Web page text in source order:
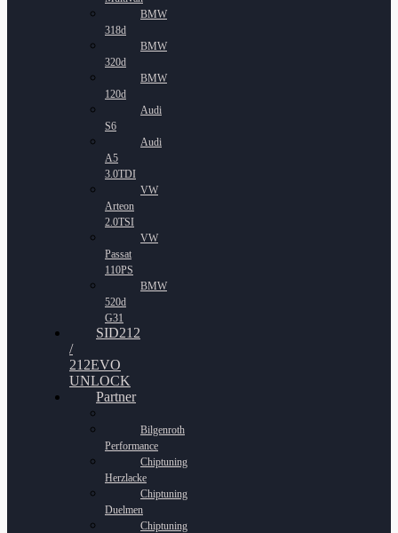
BMW
318d
BMW
320d
BMW
120d
Audi
S6
Audi
A5
3.0TDI
VW
Arteon
2.0TSI
VW
Passat
110PS
BMW
520d
G31
SID212
/
212EVO
UNLOCK
Partner
Bilgenroth
Performance
Chiptuning
Herzlacke
Chiptuning
Duelmen
Chiptuning